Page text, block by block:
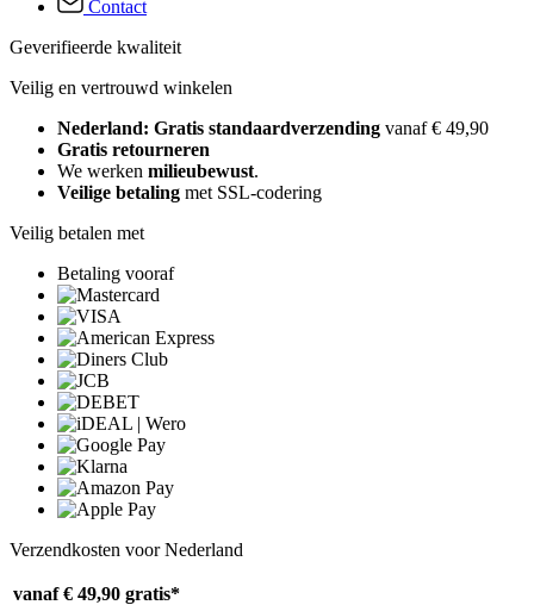
Contact
Geverifieerde kwaliteit
Veilig en vertrouwd winkelen
Nederland: Gratis standaardverzending vanaf € 49,90
Gratis retourneren
We werken milieubewust.
Veilige betaling met SSL-codering
Veilig betalen met
Betaling vooraf
Verzendkosten voor Nederland
vanaf € 49,90 gratis*